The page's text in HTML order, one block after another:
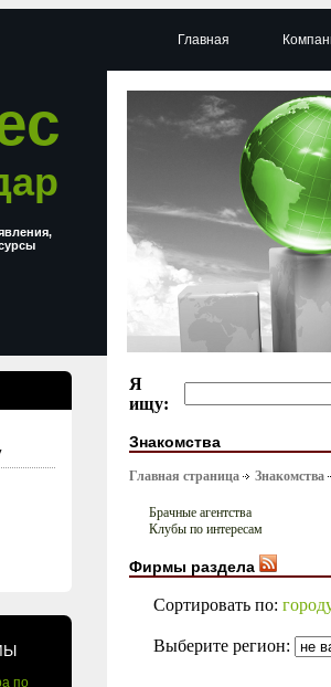
по
Главная
Я
ищу:
Знакомства
Главная страница Знакомства
Брачные агентства
Клубы по интересам
Фирмы раздела
Сортировать по:
Выберите регион: